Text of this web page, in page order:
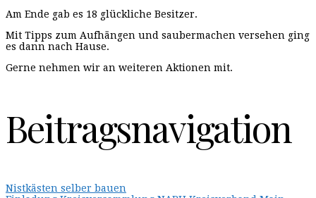
Am Ende gab es 18 glückliche Besitzer.
Mit Tipps zum Aufhängen und saubermachen versehen ging
es dann nach Hause.
Gerne nehmen wir an weiteren Aktionen mit.
Beitragsnavigation
Nistkästen selber bauen